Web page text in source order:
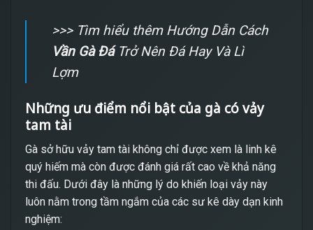
>>> Tìm hiểu thêm Hướng Dẫn Cách
Vần Gà ĐáTrở Nên Đá Hay Và Lì
Lợm
Những ưu điểm nổi bật của gà có vảy
tam tài
Gà sở hữu vảy tam tài không chỉ được xem là linh kê
quý hiếm mà còn được đánh giá rất cao về khả năng
thi đấu. Dưới đây là những lý do khiến loại vảy này
luôn nằm trong tầm ngắm của các sư kê dày dạn kinh
nghiệm: